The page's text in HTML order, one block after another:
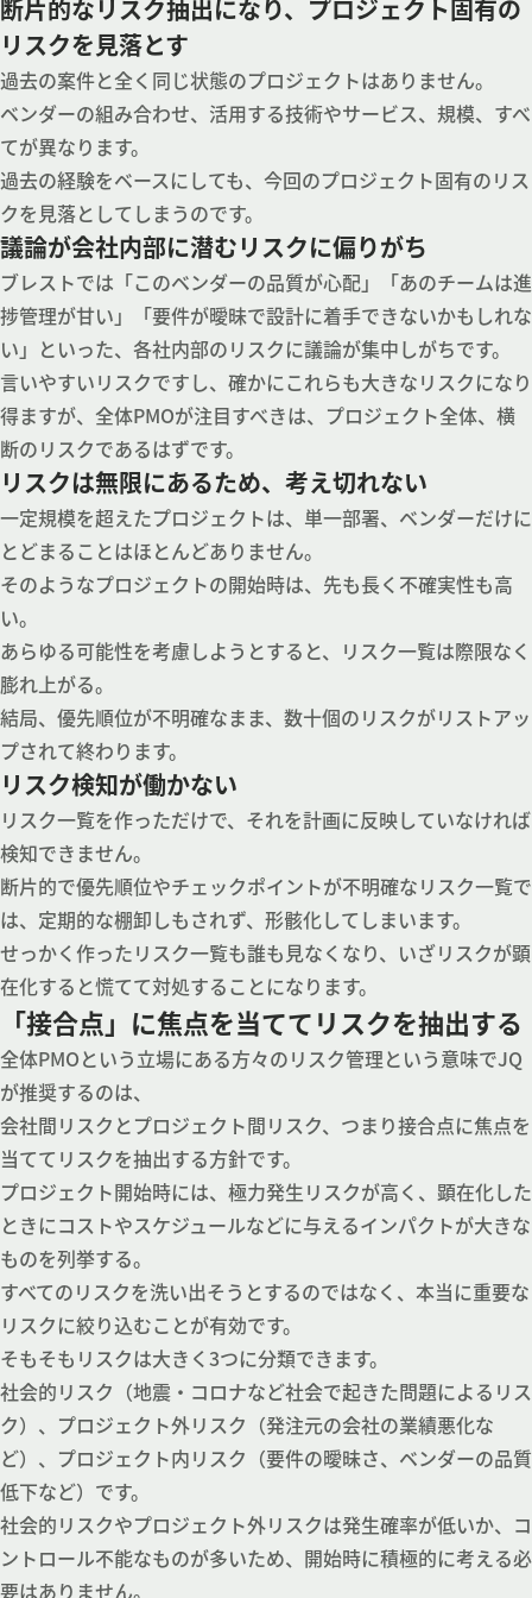
断片的なリスク抽出になり、プロジェクト固有の
リスクを見落とす
過去の案件と全く同じ状態のプロジェクトはありません。
ベンダーの組み合わせ、活用する技術やサービス、規模、すべ
てが異なります。
過去の経験をベースにしても、今回のプロジェクト固有のリス
クを見落としてしまうのです。
議論が会社内部に潜むリスクに偏りがち
ブレストでは「このベンダーの品質が心配」「あのチームは進
捗管理が甘い」「要件が曖昧で設計に着手できないかもしれな
い」といった、各社内部のリスクに議論が集中しがちです。
言いやすいリスクですし、確かにこれらも大きなリスクになり
得ますが、全体PMOが注目すべきは、プロジェクト全体、横
断のリスクであるはずです。
リスクは無限にあるため、考え切れない
一定規模を超えたプロジェクトは、単一部署、ベンダーだけに
とどまることはほとんどありません。
そのようなプロジェクトの開始時は、先も長く不確実性も高
い。
あらゆる可能性を考慮しようとすると、リスク一覧は際限なく
膨れ上がる。
結局、優先順位が不明確なまま、数十個のリスクがリストアッ
プされて終わります。
リスク検知が働かない
リスク一覧を作っただけで、それを計画に反映していなければ
検知できません。
断片的で優先順位やチェックポイントが不明確なリスク一覧で
は、定期的な棚卸しもされず、形骸化してしまいます。
せっかく作ったリスク一覧も誰も見なくなり、いざリスクが顕
在化すると慌てて対処することになります。
「接合点」に焦点を当ててリスクを抽出する
全体PMOという立場にある方々のリスク管理という意味でJQ
が推奨するのは、
会社間リスクとプロジェクト間リスク、つまり接合点に焦点を
当ててリスクを抽出する方針です。
プロジェクト開始時には、極力発生リスクが高く、顕在化した
ときにコストやスケジュールなどに与えるインパクトが大きな
ものを列挙する。
すべてのリスクを洗い出そうとするのではなく、本当に重要な
リスクに絞り込むことが有効です。
そもそもリスクは大きく3つに分類できます。
社会的リスク（地震・コロナなど社会で起きた問題によるリス
ク）、プロジェクト外リスク（発注元の会社の業績悪化な
ど）、プロジェクト内リスク（要件の曖昧さ、ベンダーの品質
低下など）です。
社会的リスクやプロジェクト外リスクは発生確率が低いか、コ
ントロール不能なものが多いため、開始時に積極的に考える必
要はありません。